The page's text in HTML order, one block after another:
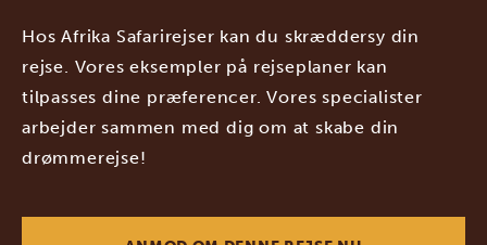
Hos Afrika Safarirejser kan du skræddersy din
rejse. Vores eksempler på rejseplaner kan
tilpasses dine præferencer. Vores specialister
arbejder sammen med dig om at skabe din
drømmerejse!